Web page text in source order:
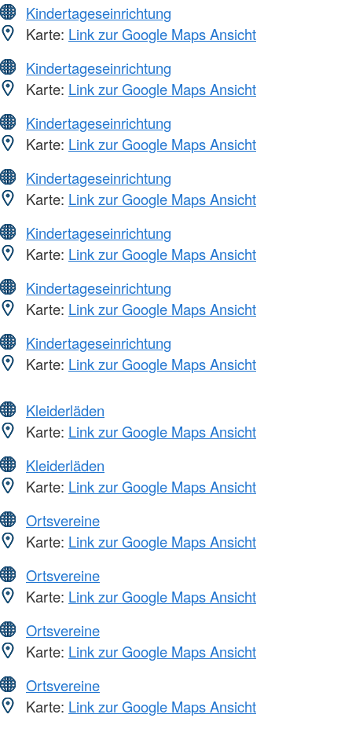
Kindertageseinrichtung
Karte: Link zur Google Maps Ansicht
Kindertageseinrichtung
Karte: Link zur Google Maps Ansicht
Kindertageseinrichtung
Karte: Link zur Google Maps Ansicht
Kindertageseinrichtung
Karte: Link zur Google Maps Ansicht
Kindertageseinrichtung
Karte: Link zur Google Maps Ansicht
Kindertageseinrichtung
Karte: Link zur Google Maps Ansicht
Kindertageseinrichtung
Karte: Link zur Google Maps Ansicht
Kleiderläden
Karte: Link zur Google Maps Ansicht
Kleiderläden
Karte: Link zur Google Maps Ansicht
Ortsvereine
Karte: Link zur Google Maps Ansicht
Ortsvereine
Karte: Link zur Google Maps Ansicht
Ortsvereine
Karte: Link zur Google Maps Ansicht
Ortsvereine
Karte: Link zur Google Maps Ansicht